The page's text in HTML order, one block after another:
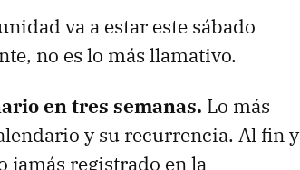
va a estar este sábado
no es lo más llamativo.
en tres semanas. Lo más
y su recurrencia. Al fin y
jamás registrado en la